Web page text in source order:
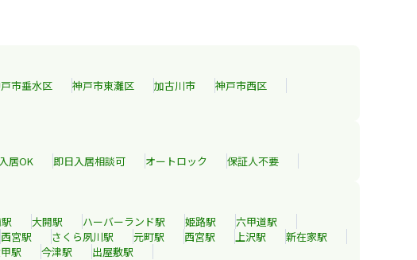
市垂水区 神戸市東灘区 加古川市
神戸市西区
居OK 即日入居相談可 オートロック 保証人不要
駅 大開駅 ハーバーランド駅 姫路駅 六甲道駅
西宮駅 さくら夙川駅 元町駅 西宮駅 上沢駅 新在家駅
駅 今津駅 出屋敷駅